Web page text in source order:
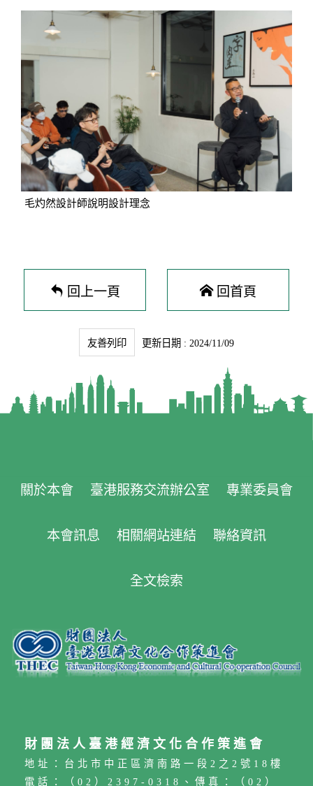
毛灼然設計師說明設計理念
回上一頁 回首頁
友善列印 更新日期 : 2024/11/09
關於本會 臺港服務交流辦公室 專業委員會
本會訊息 相關網站連結 聯絡資訊
全文檢索
財團法人臺港經濟文化合作策進會
地址：台北市中正區濟南路一段2之2號18樓
電話：（02）2397-0318、傳真：（02）